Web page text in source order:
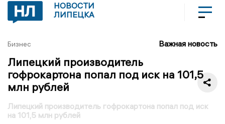
НОВОСТИ
ЛИПЕЦКА
Бизнес Важная новость
Липецкий производитель
гофрокартона попал под иск на 101,5
млн рублей
Липецкий производитель гофрокартона попал под иск
на 101,5 млн рублей